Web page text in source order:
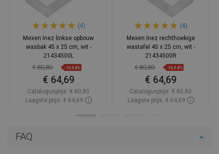
FAQ
(4)
Mexen Inez linkse opbouw
wasbak 45 x 25 cm, wit -
21434500L
€ 80,80 -19,94%
€ 64,69
Catalogusprijs: € 80,80
Laagste prijs: € 64,69
(4)
Mexen Inez rechthoekige
wastafel 45 x 25 cm, wit -
21434500R
€ 80,80 -19,94%
€ 64,69
Catalogusprijs: € 80,80
Laagste prijs: € 64,69